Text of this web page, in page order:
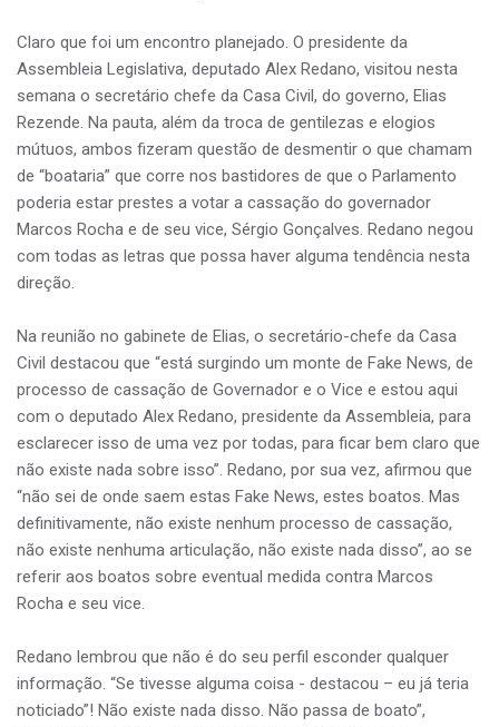
Claro que foi um encontro planejado. O presidente da
Assembleia Legislativa, deputado Alex Redano, visitou nesta
semana o secretário chefe da Casa Civil, do governo, Elias
Rezende. Na pauta, além da troca de gentilezas e elogios
mútuos, ambos fizeram questão de desmentir o que chamam
de “boataria” que corre nos bastidores de que o Parlamento
poderia estar prestes a votar a cassação do governador
Marcos Rocha e de seu vice, Sérgio Gonçalves. Redano negou
com todas as letras que possa haver alguma tendência nesta
direção.
Na reunião no gabinete de Elias, o secretário-chefe da Casa
Civil destacou que “está surgindo um monte de Fake News, de
processo de cassação de Governador e o Vice e estou aqui
com o deputado Alex Redano, presidente da Assembleia, para
esclarecer isso de uma vez por todas, para ficar bem claro que
não existe nada sobre isso”. Redano, por sua vez, afirmou que
“não sei de onde saem estas Fake News, estes boatos. Mas
definitivamente, não existe nenhum processo de cassação,
não existe nenhuma articulação, não existe nada disso”, ao se
referir aos boatos sobre eventual medida contra Marcos
Rocha e seu vice.
Redano lembrou que não é do seu perfil esconder qualquer
informação. “Se tivesse alguma coisa - destacou – eu já teria
noticiado”! Não existe nada disso. Não passa de boato”,